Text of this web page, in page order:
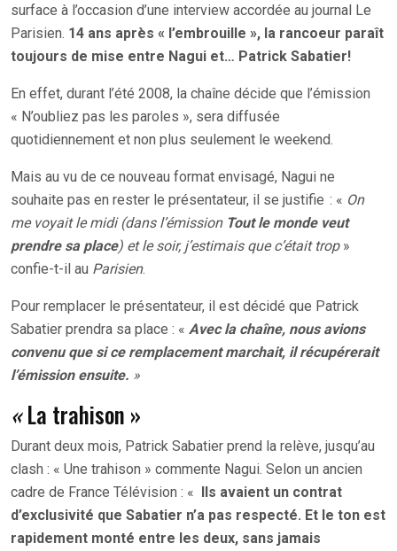
surface à l’occasion d’une interview accordée au journal Le
Parisien. 14 ans après « l’embrouille », la rancoeur paraît
toujours de mise entre Nagui et… Patrick Sabatier!
En effet, durant l’été 2008, la chaîne décide que l’émission
« N’oubliez pas les paroles », sera diffusée
quotidiennement et non plus seulement le weekend.
Mais au vu de ce nouveau format envisagé, Nagui ne
souhaite pas en rester le présentateur, il se justifie : « On
me voyait le midi (dans l’émission Tout le monde veut
prendre sa place) et le soir, j’estimais que c’était trop»
confie-t-il au Parisien.
Pour remplacer le présentateur, il est décidé que Patrick
Sabatier prendra sa place : « Avec la chaîne, nous avions
convenu que si ce remplacement marchait, il récupérerait
l’émission ensuite. »
«La trahison »
Durant deux mois, Patrick Sabatier prend la relève, jusqu’au
clash : « Une trahison » commente Nagui. Selon un ancien
cadre de France Télévision : « Ils avaient un contrat
d’exclusivité que Sabatier n’a pas respecté. Et le ton est
rapidement monté entre les deux, sans jamais